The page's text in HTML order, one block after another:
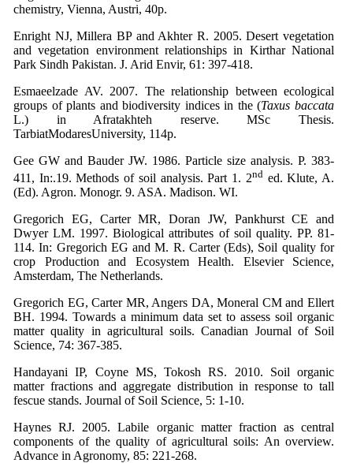
chemistry, Vienna, Austri, 40p.
Enright NJ, Millera BP and Akhter R. 2005. Desert vegetation
and vegetation environment relationships in Kirthar National
Park Sindh Pakistan. J. Arid Envir, 61: 397-418.
Esmaeelzade AV. 2007. The relationship between ecological
groups of plants and biodiversity indices in the (Taxus baccata
L.) in Afratakhteh reserve. MSc Thesis.
TarbiatModaresUniversity, 114p.
Gee GW and Bauder JW. 1986. Particle size analysis. P. 383-
411, In:.19. Methods of soil analysis. Part 1. 2nded. Klute, A.
(Ed). Agron. Monogr. 9. ASA. Madison. WI.
Gregorich EG, Carter MR, Doran JW, Pankhurst CE and
Dwyer LM. 1997. Biological attributes of soil quality. PP. 81-
114. In: Gregorich EG and M. R. Carter (Eds), Soil quality for
crop Production and Ecosystem Health. Elsevier Science,
Amsterdam, The Netherlands.
Gregorich EG, Carter MR, Angers DA, Moneral CM and Ellert
BH. 1994. Towards a minimum data set to assess soil organic
matter quality in agricultural soils. Canadian Journal of Soil
Science, 74: 367-385.
Handayani IP, Coyne MS, Tokosh RS. 2010. Soil organic
matter fractions and aggregate distribution in response to tall
fescue stands. Journal of Soil Science, 5: 1-10.
Haynes RJ. 2005. Labile organic matter fraction as central
components of the quality of agricultural soils: An overview.
Advance in Agronomy, 85: 221-268.